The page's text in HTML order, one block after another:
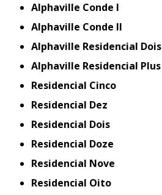
Alphaville Conde I
Alphaville Conde II
Alphaville Residencial Dois
Alphaville Residencial Plus
Residencial Cinco
Residencial Dez
Residencial Dois
Residencial Doze
Residencial Nove
Residencial Oito